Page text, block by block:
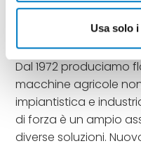
Usa solo
Olivetti: a
Dal 1972 produciamo
macchine agricole
impiantistica e
di forza è un ampio
diverse soluzioni.